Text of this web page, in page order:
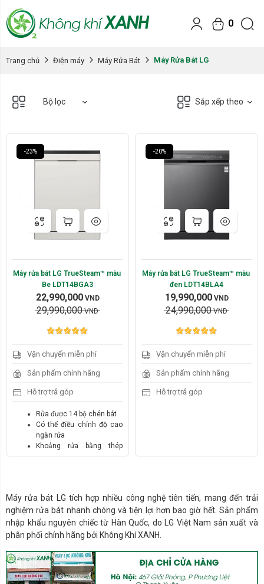
0
Trang chủ Điện máy Máy Rửa Bát Máy Rửa Bát LG
Bộ lọc Sắp xếp theo
-23%
LG
Máy rửa bát LG TrueSteam™ màu
Be LDT14BGA3
22,990,000 VND
29,990,000 VND
Vận chuyển miễn phí
Sản phẩm chính hãng
Hỗ trợ trả góp
Rửa được 14 bộ chén bát
Có thể điều chỉnh độ cao
ngăn rửa
Khoảng rửa bằng thép
không gỉ
không tiếng ồn
Sử dụng ba giá đựng dễ
dàng điều chỉnh để phù
hợp với mọi kích cỡ bát đĩa
Sử dụng bốn tay đa hướng
giúp phun nước đến mọi
góc
Bát đĩa siêu sạch với cơ
-20%
LG
Máy rửa bát LG TrueSteam™ màu
đen LDT14BLA4
19,990,000 VND
24,990,000 VND
Vận chuyển miễn phí
Sản phẩm chính hãng
Hỗ trợ trả góp
Máy rửa bát LG tích hợp nhiều công nghệ tiên tiến, mang đến trải
nghiệm rửa bát nhanh chóng và tiện lợi hơn bao giờ hết. Sản phẩm
nhập khẩu nguyên chiếc từ Hàn Quốc, do LG Việt Nam sản xuất và
phân phối chính hãng bởi Không Khí XANH.